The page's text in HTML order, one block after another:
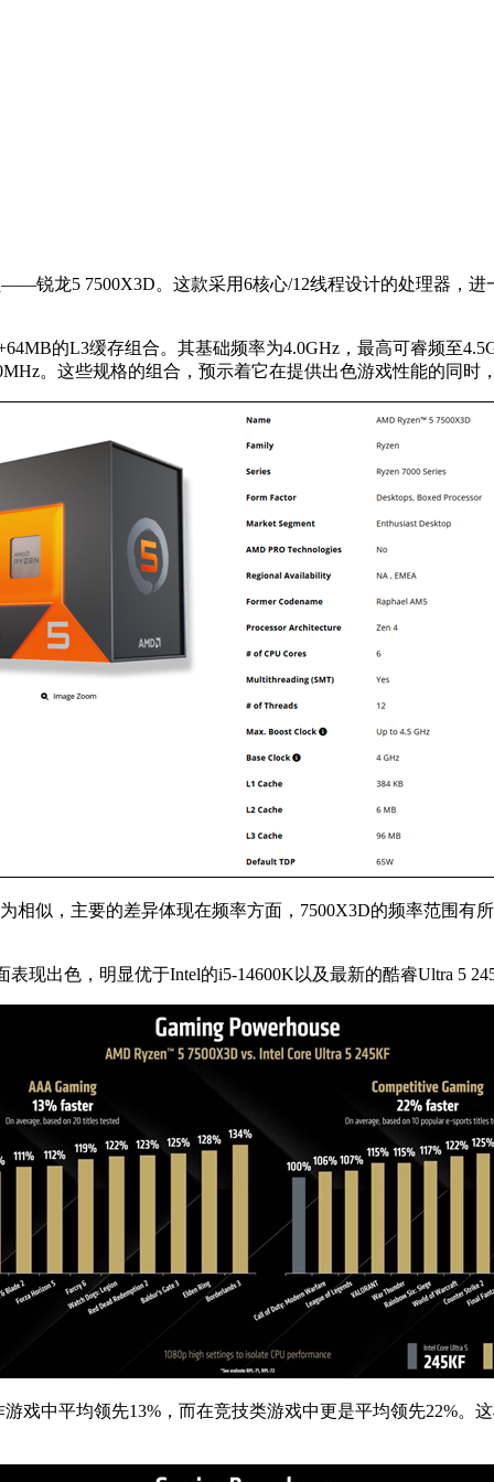
锐龙5 7500X3D。这款采用6核心/12线程设计的处理器，
的L3缓存组合。其基础频率为4.0GHz，最高可睿频至
。这些规格的组合，预示着它在提供出色游戏性能的同
相似，主要的差异体现在频率方面，7500X3D的频率范围
现出色，明显优于Intel的i5-14600K以及最新的酷睿Ultra 5
戏中平均领先13%，而在竞技类游戏中更是平均领先22%